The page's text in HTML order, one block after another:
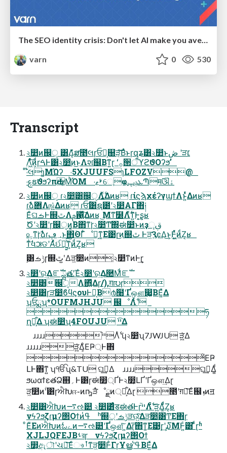
varn
0 530
Transcript
২෺ͷ஌ੑ ͸Δ͔̎̌ສ೥લɼਓྨ͕஀ੜ͔ͯ͠Βͣͬͱɼզʑ͸২෺ͱڞ ʹੜ׆
Λ͖ͯͨ͠ͷ͕ͩɼࠓͰ͸২෺ͷ͜ͱΛશ͘஌Βͳ͍ɽ ʻ࡞੒ऀϓϩϑΟʔϧʼ
˓໊લɿ͚ΜΏʔ ˓5XJUUFSɿLFOZV@
˓ࢳຬϑϧʔπԂ͚ΜͪΌΜ ˓ࢁޱେֶҩֶܥݚڀՊम࢜ଔۀ
২෺ͷ஌ੑ ɾ২෺͸஌ੑΛ͍࣋ͬͯΔͷʁ ɾίϛϡχέʔγϣϯΛͱ͍ͬͯΔͷʁ
ɾࣾձؔ܎Λங͍͍ͯΔͷʁ ɾਓؒ͸ຊ౰ʹ২෺ΑΓ΋༏
ΕͨଘࡏͰ஍ٿΛࢧ഑͍ͯ͠Δͷʁ ͜Μͳٙ໰Λ࣋ͬͯͳ͍Ͱ͔͢ʂʁ
Ծʹ২෺ʹɼ஌ੑͷ͔͚Β΋ͳ͘ɼ২෺Ͳ͏͠΍ಈ෺ͱͷҙࢥૄ
௨͕ͳ͘ɼࣾձɾ؀ڥͱ΋ؔΘΓ͋͏ೳྗ͕ͳ͚Ε͹ɼ͜ͷ஍ٿ Ͱੜ͖ԆͼΔ͜ͱ͕Ͱ͖͍ͯͨͷͩΖ͏͔ʁ
ͳͥࣗવ౫ଡʹΑͬͯઈ໓͍͍ͯ͠ͳ͍ͷͩΖ͏͔ʁ
࣮͸ݱࡏɼ஍ٿʹ͍Δੜ͖෺ͷ͕২෺ͳͷͰ͢ɽ
২෺ʹର͢Δೝࣝ ྺ࢙తʹΈͨ২෺ʹର͢Δ࿪Μͩೝࣝ
২෺͸஌ੑΛ΋͍ͬͯΔɼ/),ग़൛ɼ
২෺͸ɼੜ෺ϐϥϛουͰԼ͔Β൪໨ʹҐஔ෇͚ΒΕ͍ͯΔ
ʮਓྨʯ*OUFMJHJU ஌ೳΛ࣋ͭ 
ཧ
ղྗ͕͋Δ ʮಈ෺ʯ4FOUJU ײ͡Δ
ɹɹɹɹײ֮Λ࣋ͭ ʮ২෺ʯ7JWJU ੜ͖͍ͯΔ
ɹɹɹɹɹੜ͖͍ͯΔ͕ͦΕҎ্Ͱ΋
ͦΕҎ
ԼͰ΋ͳ͍ ʮੴʯ&TU ଘࡏ͢Δ ɹɹɹɹଘࡏ͢Δ͚ͩ
ϧωαϯεతՁ஋؍Ͱ͸ɼಈ෺্͕ҐͰ২෺͕ԼҐʹҐஔ͢Δɽ
ੜ͖෺ͷؒʹ͸ɼਐԽஈ֊ͷҧ͍ੜ໋ೳྗͷ্Լ͕͋Δɽ ೥ʹग़൛͞Εͨ஌ܙͷॻ
২෺͸ਐԽͷ࠷ઌ୺ ২෺͸ͨͩडಈతͰɼײ֮Λ࣋ͨͣʹੜ͖͍ͯΔ͚ͩͩΖ͏͔ʁ
νϟʔϧζɾμʔ΢Οϯͷߟ͑ ʰ஍্ʹݱࡏੜଉ͍ͯ͠Δੜ෺͸ͲΕ΋ɼ
ͦΕͧΕͷਐԽͷಓےͷ࠷ઌ୺ʹҐஔͯ͠ ͍Δɽ͞΋ͳ͚Ε͹ɼ͙͢ʹ໓ΜͰ͍ͨ͸ ͣͩɽʱ
XJLJQFEJBࢀরɼ νϟʔϧζɾμʔ΢Οϯ
২෺͕ඇৗʹચ࿅͞Εͨෳࡶͳੜ͖෺Ͱ͋ΓɼҰൠʹߟ͑ΒΕ͍ͯΔ